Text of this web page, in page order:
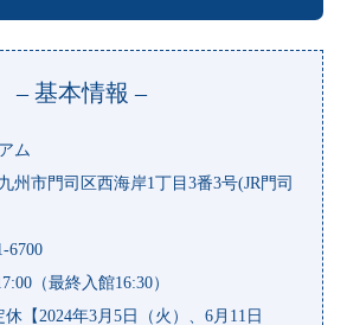
– 基本情報 –
ム
州市門司区西海岸1丁目3番3号(JR門司
6700
（最終入館16:30）
【2024年3月5日（火）、6月11日